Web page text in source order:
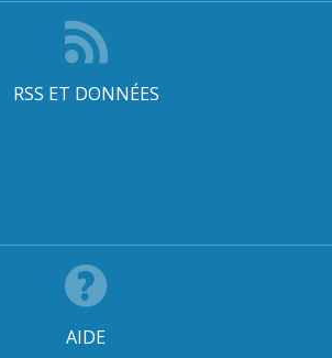
RSS ET DONNÉES
AIDE